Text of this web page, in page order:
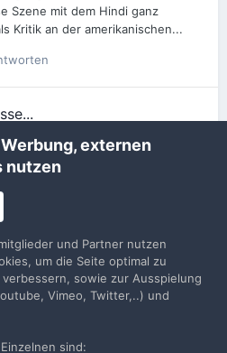
Szene mit dem Hindi ganz
Kritik an der amerikanischen...
D
Antworten
D's Thema inTalk
;) ist ja fast wie
externen
nutzen
und Partner nutzen
um die Seite optimal zu
sowie zur Ausspielung
Vimeo, Twitter,..) und
sind: